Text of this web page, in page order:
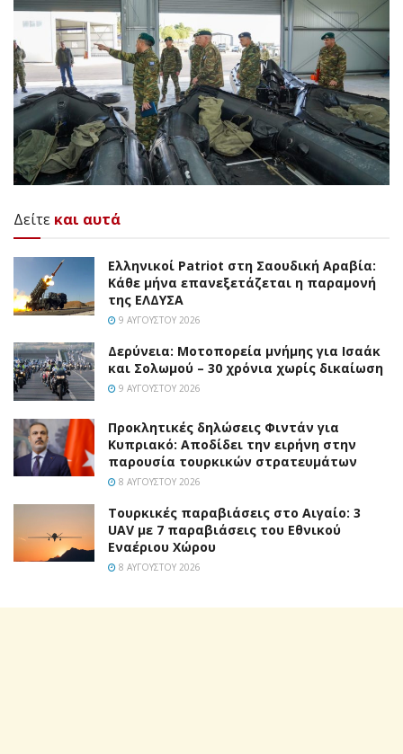
Δείτε και αυτά
Ελληνικοί Patriot στη Σαουδική Αραβία:
Κάθε μήνα επανεξετάζεται η παραμονή
της ΕΛΔΥΣΑ
9 ΑΥΓΟΎΣΤΟΥ 2026
Δερύνεια: Μοτοπορεία μνήμης για Ισαάκ
και Σολωμού – 30 χρόνια χωρίς δικαίωση
9 ΑΥΓΟΎΣΤΟΥ 2026
Προκλητικές δηλώσεις Φιντάν για
Κυπριακό: Αποδίδει την ειρήνη στην
παρουσία τουρκικών στρατευμάτων
8 ΑΥΓΟΎΣΤΟΥ 2026
Τουρκικές παραβιάσεις στο Αιγαίο: 3
UAV με 7 παραβιάσεις του Εθνικού
Εναέριου Χώρου
8 ΑΥΓΟΎΣΤΟΥ 2026